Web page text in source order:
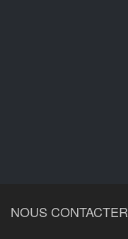
NOUS CONTACTER